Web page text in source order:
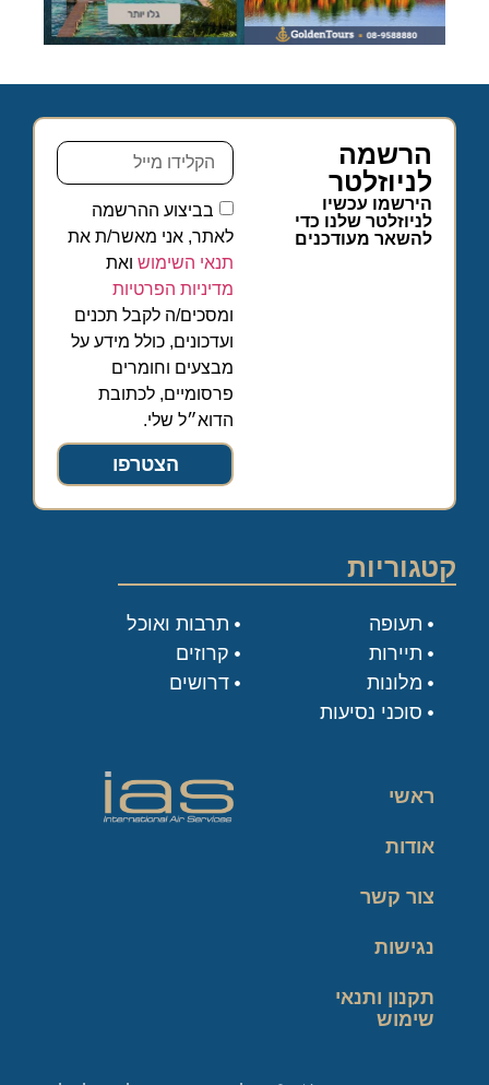
הרשמה
לניוזלטר
הירשמו עכשיו
לניוזלטר שלנו כדי
להשאר מעודכנים
בביצוע ההרשמה
לאתר, אני מאשר/ת את
תנאי השימוש ואת
מדיניות הפרטיות
ומסכים/ה לקבל תכנים
ועדכונים, כולל מידע על
מבצעים וחומרים
פרסומיים, לכתובת
הדוא״ל שלי.
הצטרפו
קטגוריות
תעופה
תיירות
מלונות
סוכני נסיעות
תרבות ואוכל
קרוזים
דרושים
ראשי
אודות
צור קשר
נגישות
תקנון ותנאי
שימוש